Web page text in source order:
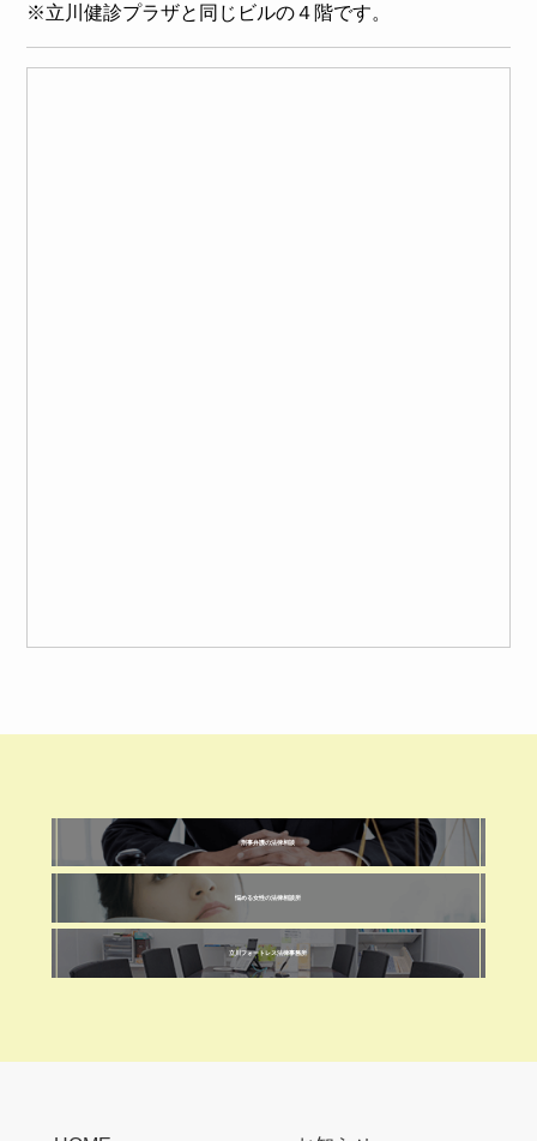
※立川健診プラザと同じビルの４階です。
刑事弁護の法律相談
悩める女性の法律相談所
立川フォートレス法律事務所